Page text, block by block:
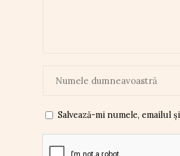
Salvează-mi numele, emailul